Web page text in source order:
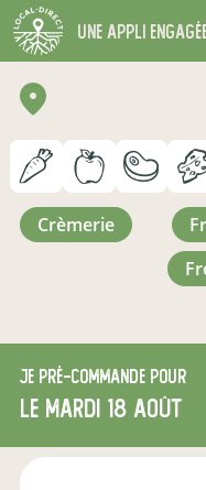
une appli
crèmerie
Je pré-commande pour
le mardi 18 août